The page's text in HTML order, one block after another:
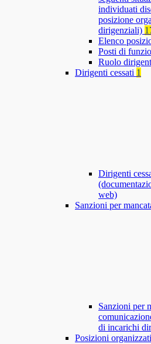
individuati
posizione
dirigenziali)
Elenco
Posti di
Ruolo
Dirigenti cessati 1
Dirigenti
web)
Sanzioni per
Sanzioni per
di incarichi
Posizioni